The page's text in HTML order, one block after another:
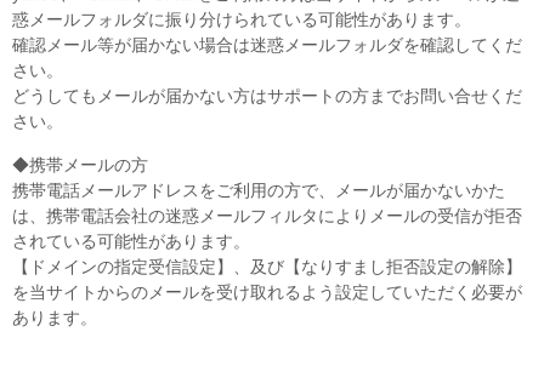
惑メールフォルダに振り分けられている可能性があります。
確認メール等が届かない場合は迷惑メールフォルダを確認してくだ
さい。
どうしてもメールが届かない方はサポートの方までお問い合せくだ
さい。
◆携帯メールの方
携帯電話メールアドレスをご利用の方で、メールが届かないかた
は、携帯電話会社の迷惑メールフィルタによりメールの受信が拒否
されている可能性があります。
【ドメインの指定受信設定】、及び【なりすまし拒否設定の解除】
を当サイトからのメールを受け取れるよう設定していただく必要が
あります。